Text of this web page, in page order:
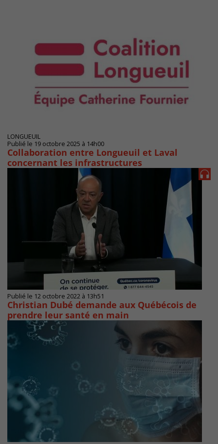
LONGUEUIL
Publié le 19 octobre 2025 à 14h00
Collaboration entre Longueuil et Laval
concernant les infrastructures
Publié le 12 octobre 2022 à 13h51
Christian Dubé demande aux Québécois de
prendre leur santé en main